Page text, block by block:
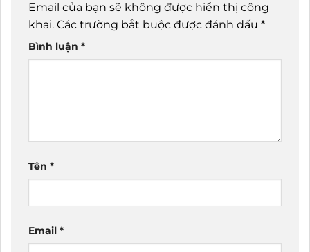
Email của bạn sẽ không được hiển thị công
khai. Các trường bắt buộc được đánh dấu *
Bình luận *
Tên *
Email *